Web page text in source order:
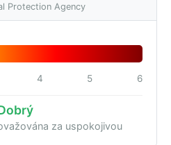
Protection Agency
4 5 6
za uspokojivou